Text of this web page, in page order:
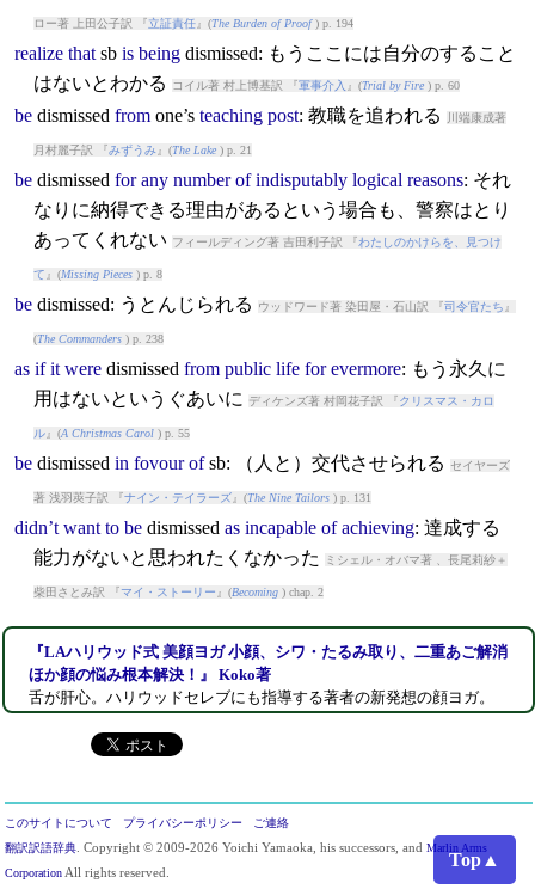
Top▲
ロー著 上田公子訳 『立証責任』(The Burden of Proof) p. 194
realize thatsb is being dismissed: もうここには自分のすること
はないとわかる
コイル著 村上博基訳 『軍事介入 』(Trial by Fire) p. 60
be dismissed fromone’s teaching post: 教職を追われる 川端康成著
月村麗子訳 『みずうみ』(The Lake) p. 21
be dismissed for any number of indisputably logical reasons: それ
なりに納得できる理由があるという場合も、警察はとり
あってくれない フィールディング著 吉田利子訳 『わたしのかけらを、見つけ
て 』(Missing Pieces) p. 8
be dismissed: うとんじられる ウッドワード著 染田屋・石山訳 『司令官たち 』
(The Commanders) p. 238
as if it were dismissed from public life for evermore: もう永久に
用はないというぐあいに
ディケンズ著 村岡花子訳 『クリスマス・カロ
ル』(A Christmas Carol) p. 55
be dismissed in fovour ofsb: （人と）交代させられる セイヤーズ
著 浅羽莢子訳 『ナイン・テイラーズ』(The Nine Tailors) p. 131
didn’t want to be dismissed as incapable of achieving: 達成する
能力がないと思われたくなかった
ミシェル・オバマ著 、長尾莉紗＋
柴田さとみ訳 『マイ・ストーリー 』(Becoming) chap. 2
『LAハリウッド式 美顔ヨガ 小顔、シワ・たるみ取り、二重あご解消
ほか顔の悩み根本解決！』 Koko著
舌が肝心。ハリウッドセレブにも指導する著者の新発想の顔ヨガ。
このサイトについて プライバシーポリシー
ご連絡
翻訳訳語辞典 . Copyright © 2009-2026 Yoichi Yamaoka, his successors, and Marlin Arms
Corporation All rights reserved.